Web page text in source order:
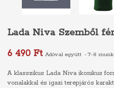
Lada Niva Szemből
6 490 Ft Adóval együtt 7-8
A klasszikus Lada Niva ikonikus
vonalakkal és igazi terepjárós